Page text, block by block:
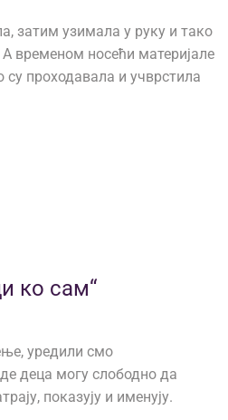
затим узимала у руку и тако
временом носећи материјале
су проходавала и учврстила
ко сам“
уредили смо
деца могу слободно да
показују и именују.